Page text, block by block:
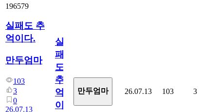
196579
실패도 추
억이다.
만두엄마
103
3
0
26.07.13
실
패
도
추
억
이
만두엄마 26.07.13 103 3